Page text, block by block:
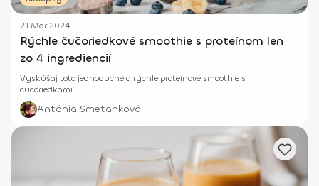
21 Mar 2024
Rýchle čučoriedkové smoothie s proteínom len
zo 4 ingrediencií
Vyskúšaj toto jednoduché a rýchle proteínové smoothie s
čučoriedkami.
Antónia Smetanková